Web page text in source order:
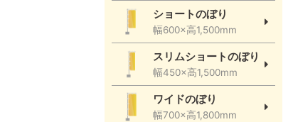
ショートのぼり
幅600×高1,500mm
スリムショートのぼり
幅450×高1,500mm
ワイドのぼり
幅700×高1,800mm